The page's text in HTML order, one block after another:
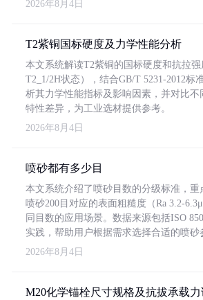
2026年8月4日
T2紫铜国标硬度及力学性能分析
本文系统解读T2紫铜的国标硬度和抗拉强
T2_1/2H状态），结合GB/T 5231-2012标
析其力学性能指标及影响因素，并对比不
特性差异，为工业选材提供参考。
2026年8月4日
喷砂都有多少目
本文系统介绍了喷砂目数的分级标准，重
喷砂200目对应的表面粗糙度（Ra 3.2-
同目数的应用场景。数据来源包括ISO
实践，帮助用户根据需求选择合适的喷砂
2026年8月4日
M20化学锚栓尺寸规格及抗拔承载